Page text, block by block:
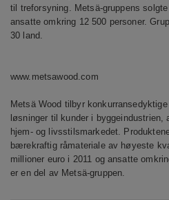
til treforsyning. Metsä-gruppens
ansatte omkring 12 500 personer.
30 land.
www.metsawood.com
Metsä Wood tilbyr
løsninger til kunder i byggeindustrien,
hjem- og livsstilsmarkedet.
bærekraftig råmateriale av høyeste
millioner euro i 2011 og ansatte
er en del av Metsä-gruppen.